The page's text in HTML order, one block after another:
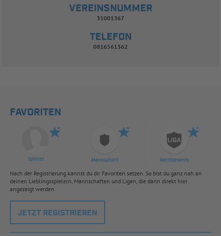
VEREINSNUMMER
31001367
TELEFON
0816561362
FAVORITEN
Spieler Mannschaft Wettbewerb
Nach der Registrierung kannst du dir Favoriten setzen. So bist du ganz nah an
deinen Lieblingsspielern, Mannschaften und Ligen, die dann direkt hier
angezeigt werden.
JETZT REGISTRIEREN